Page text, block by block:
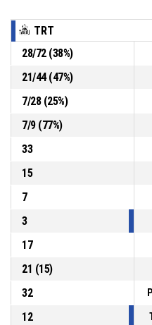
TRT
28/72(38%)
21/44(47%)
7/28(25%)
7/9(77%)
33
15
7
3
17
21 (15)
32
12